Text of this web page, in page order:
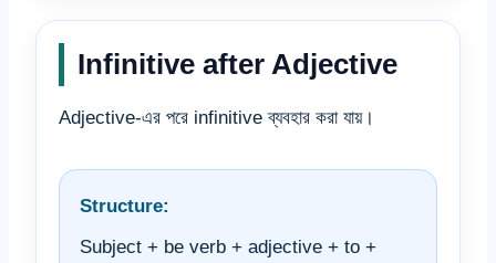
Infinitive after Adjective
Adjective-এর পরে infinitive ব্যবহার করা যায়।
Structure:
Subject + be verb + adjective + to +